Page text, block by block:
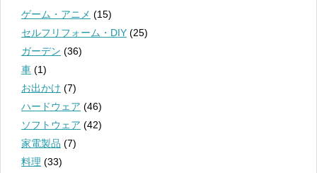
ゲーム・アニメ (15)
セルフリフォーム・DIY (25)
ガーデン (36)
車 (1)
お出かけ (7)
ハードウェア (46)
ソフトウェア (42)
家電製品 (7)
料理 (33)